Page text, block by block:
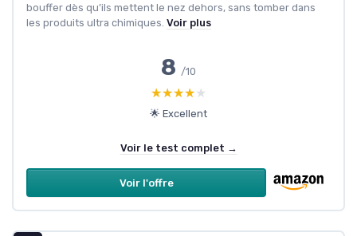
bouffer dès qu’ils mettent le nez dehors, sans tomber dans
les produits ultra chimiques. Voir plus
8 /10
★★★★★
★★★★★
🌟 Excellent
Voir le test complet →
Voir l'offre